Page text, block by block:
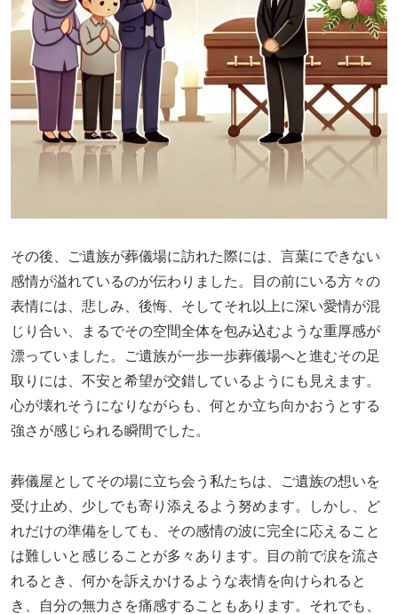
その後、ご遺族が葬儀場に訪れた際には、言葉にできない
感情が溢れているのが伝わりました。目の前にいる方々の
表情には、悲しみ、後悔、そしてそれ以上に深い愛情が混
じり合い、まるでその空間全体を包み込むような重厚感が
漂っていました。ご遺族が一歩一歩葬儀場へと進むその足
取りには、不安と希望が交錯しているようにも見えます。
心が壊れそうになりながらも、何とか立ち向かおうとする
強さが感じられる瞬間でした。
葬儀屋としてその場に立ち会う私たちは、ご遺族の想いを
受け止め、少しでも寄り添えるよう努めます。しかし、ど
れだけの準備をしても、その感情の波に完全に応えること
は難しいと感じることが多々あります。目の前で涙を流さ
れるとき、何かを訴えかけるような表情を向けられると
き、自分の無力さを痛感することもあります。それでも、